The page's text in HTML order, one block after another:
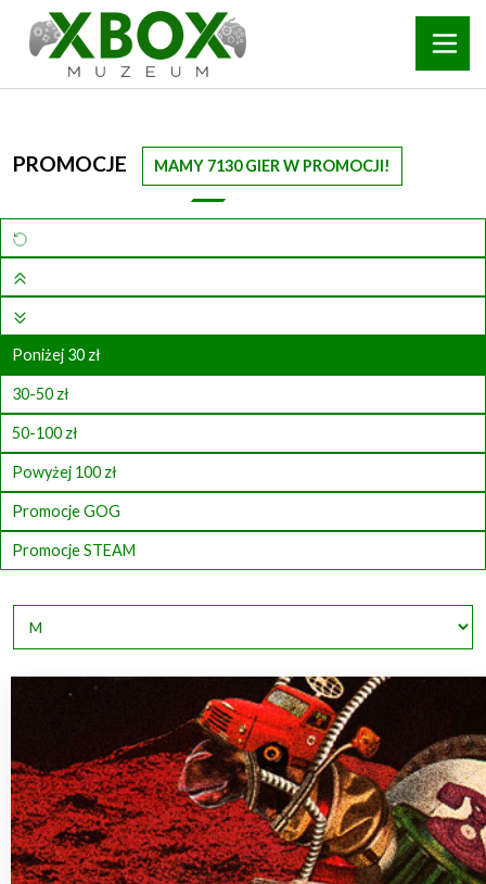
PROMOCJE MAMY 7130 GIER W PROMOCJI!
Poniżej 30 zł
30-50 zł
50-100 zł
Powyżej 100 zł
Promocje GOG
Promocje STEAM